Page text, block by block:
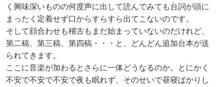
く興味深いものの何度声に出して読んでみても台詞が頭に
まったく定着せず口からすらすら出てこないのです。
そして顔合わせも稽古もまだ始まっていないのだけれど、
第二稿、第三稿、第四稿・・・と、どんどん追加台本が送
られてきます。
ここに音楽が加わるとさらに一体どうなるのか。とにかく
不安で不安で不安で夜も眠れず、そのせいで昼寝ばかりし